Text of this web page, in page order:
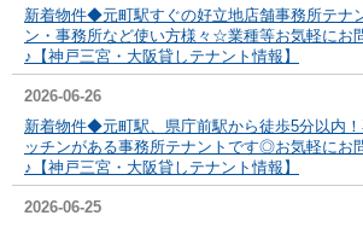
新着物件◆元町駅すぐの好立地店舗事務所テナ
ン・事務所など使い方様々☆業種等お気軽にお
♪【神戸三宮・大阪貸しテナント情報】
2026-06-26
新着物件◆元町駅、県庁前駅から徒歩5分以内
ッチンがある事務所テナントです◎お気軽にお
♪【神戸三宮・大阪貸しテナント情報】
2026-06-25